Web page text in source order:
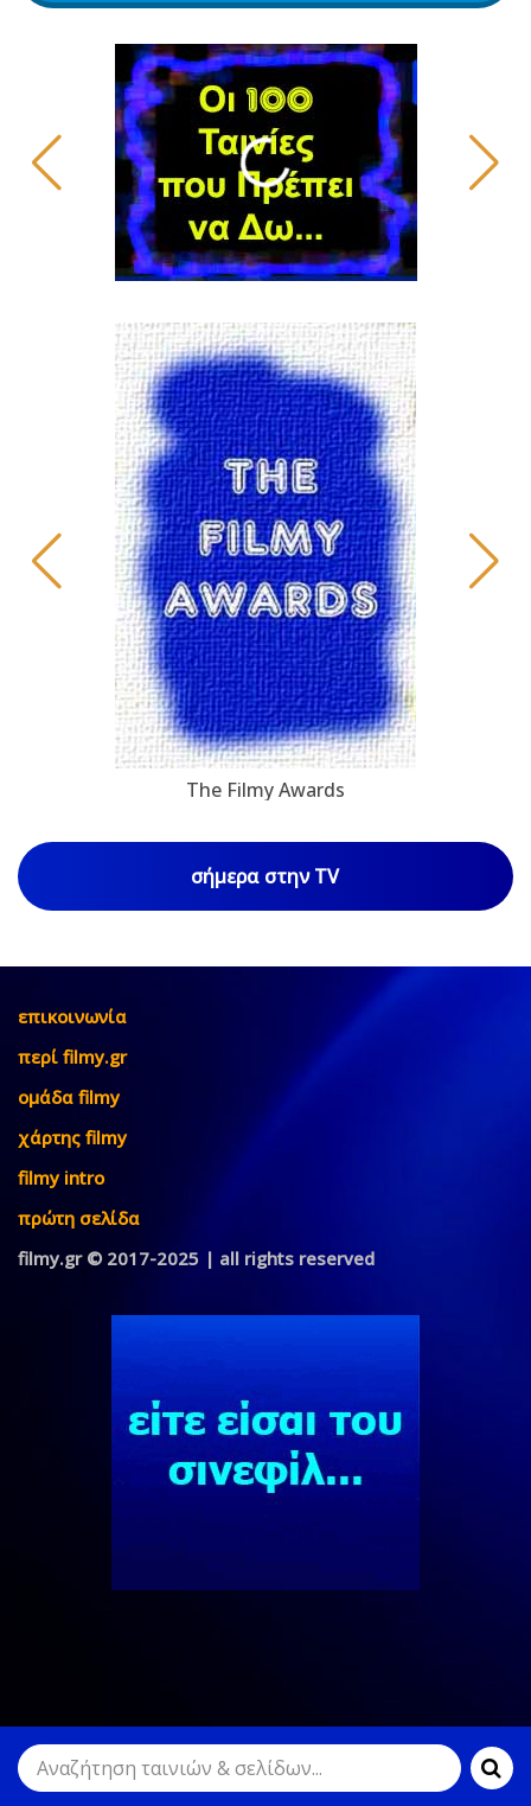
The Filmy Awards
σήμερα στην TV
επικοινωνία
περί filmy.gr
ομάδα filmy
χάρτης filmy
filmy intro
πρώτη σελίδα
filmy.gr © 2017-2025 | all rights reserved